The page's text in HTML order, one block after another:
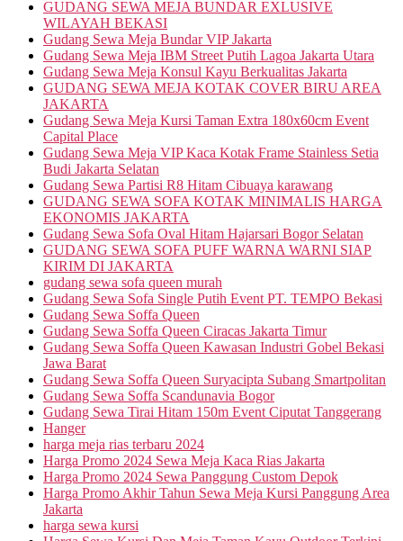
GUDANG SEWA MEJA BUNDAR EXLUSIVE
WILAYAH BEKASI
Gudang Sewa Meja Bundar VIP Jakarta
Gudang Sewa Meja IBM Street Putih Lagoa Jakarta Utara
Gudang Sewa Meja Konsul Kayu Berkualitas Jakarta
GUDANG SEWA MEJA KOTAK COVER BIRU AREA
JAKARTA
Gudang Sewa Meja Kursi Taman Extra 180x60cm Event
Capital Place
Gudang Sewa Meja VIP Kaca Kotak Frame Stainless Setia
Budi Jakarta Selatan
Gudang Sewa Partisi R8 Hitam Cibuaya karawang
GUDANG SEWA SOFA KOTAK MINIMALIS HARGA
EKONOMIS JAKARTA
Gudang Sewa Sofa Oval Hitam Hajarsari Bogor Selatan
GUDANG SEWA SOFA PUFF WARNA WARNI SIAP
KIRIM DI JAKARTA
gudang sewa sofa queen murah
Gudang Sewa Sofa Single Putih Event PT. TEMPO Bekasi
Gudang Sewa Soffa Queen
Gudang Sewa Soffa Queen Ciracas Jakarta Timur
Gudang Sewa Soffa Queen Kawasan Industri Gobel Bekasi
Jawa Barat
Gudang Sewa Soffa Queen Suryacipta Subang Smartpolitan
Gudang Sewa Soffa Scandunavia Bogor
Gudang Sewa Tirai Hitam 150m Event Ciputat Tanggerang
Hanger
harga meja rias terbaru 2024
Harga Promo 2024 Sewa Meja Kaca Rias Jakarta
Harga Promo 2024 Sewa Panggung Custom Depok
Harga Promo Akhir Tahun Sewa Meja Kursi Panggung Area
Jakarta
harga sewa kursi